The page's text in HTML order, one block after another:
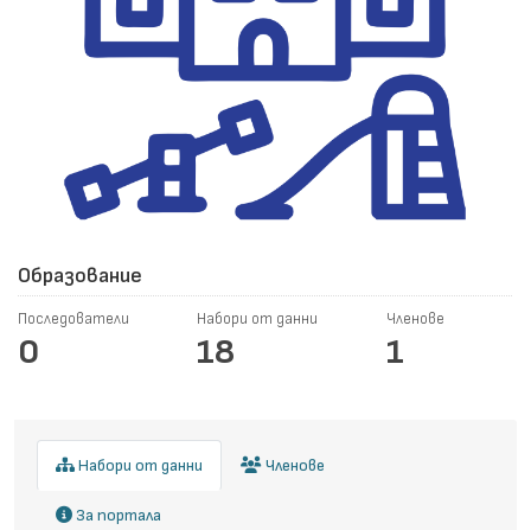
Образование
Последователи
0
Набори от данни
18
Членове
1
Набори от данни Членове
За портала